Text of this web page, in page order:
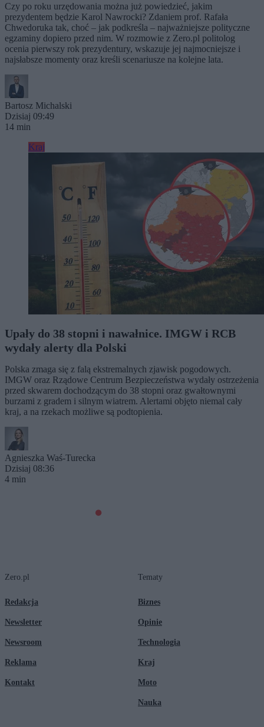
Czy po roku urzędowania można już powiedzieć, jakim
prezydentem będzie Karol Nawrocki? Zdaniem prof. Rafała
Chwedoruka tak, choć – jak podkreśla – najważniejsze polityczne
egzaminy dopiero przed nim. W rozmowie z Zero.pl politolog
ocenia pierwszy rok prezydentury, wskazuje jej najmocniejsze i
najsłabsze momenty oraz kreśli scenariusze na kolejne lata.
Bartosz Michalski
Dzisiaj 09:49
14 min
Kraj
Upały do 38 stopni i nawałnice. IMGW i RCB
wydały alerty dla Polski
Polska zmaga się z falą ekstremalnych zjawisk pogodowych.
IMGW oraz Rządowe Centrum Bezpieczeństwa wydały ostrzeżenia
przed skwarem dochodzącym do 38 stopni oraz gwałtownymi
burzami z gradem i silnym wiatrem. Alertami objęto niemal cały
kraj, a na rzekach możliwe są podtopienia.
Agnieszka Waś-Turecka
Dzisiaj 08:36
4 min
Zero.pl
Redakcja
Newsletter
Newsroom
Reklama
Kontakt
Tematy
Biznes
Opinie
Technologia
Kraj
Moto
Nauka